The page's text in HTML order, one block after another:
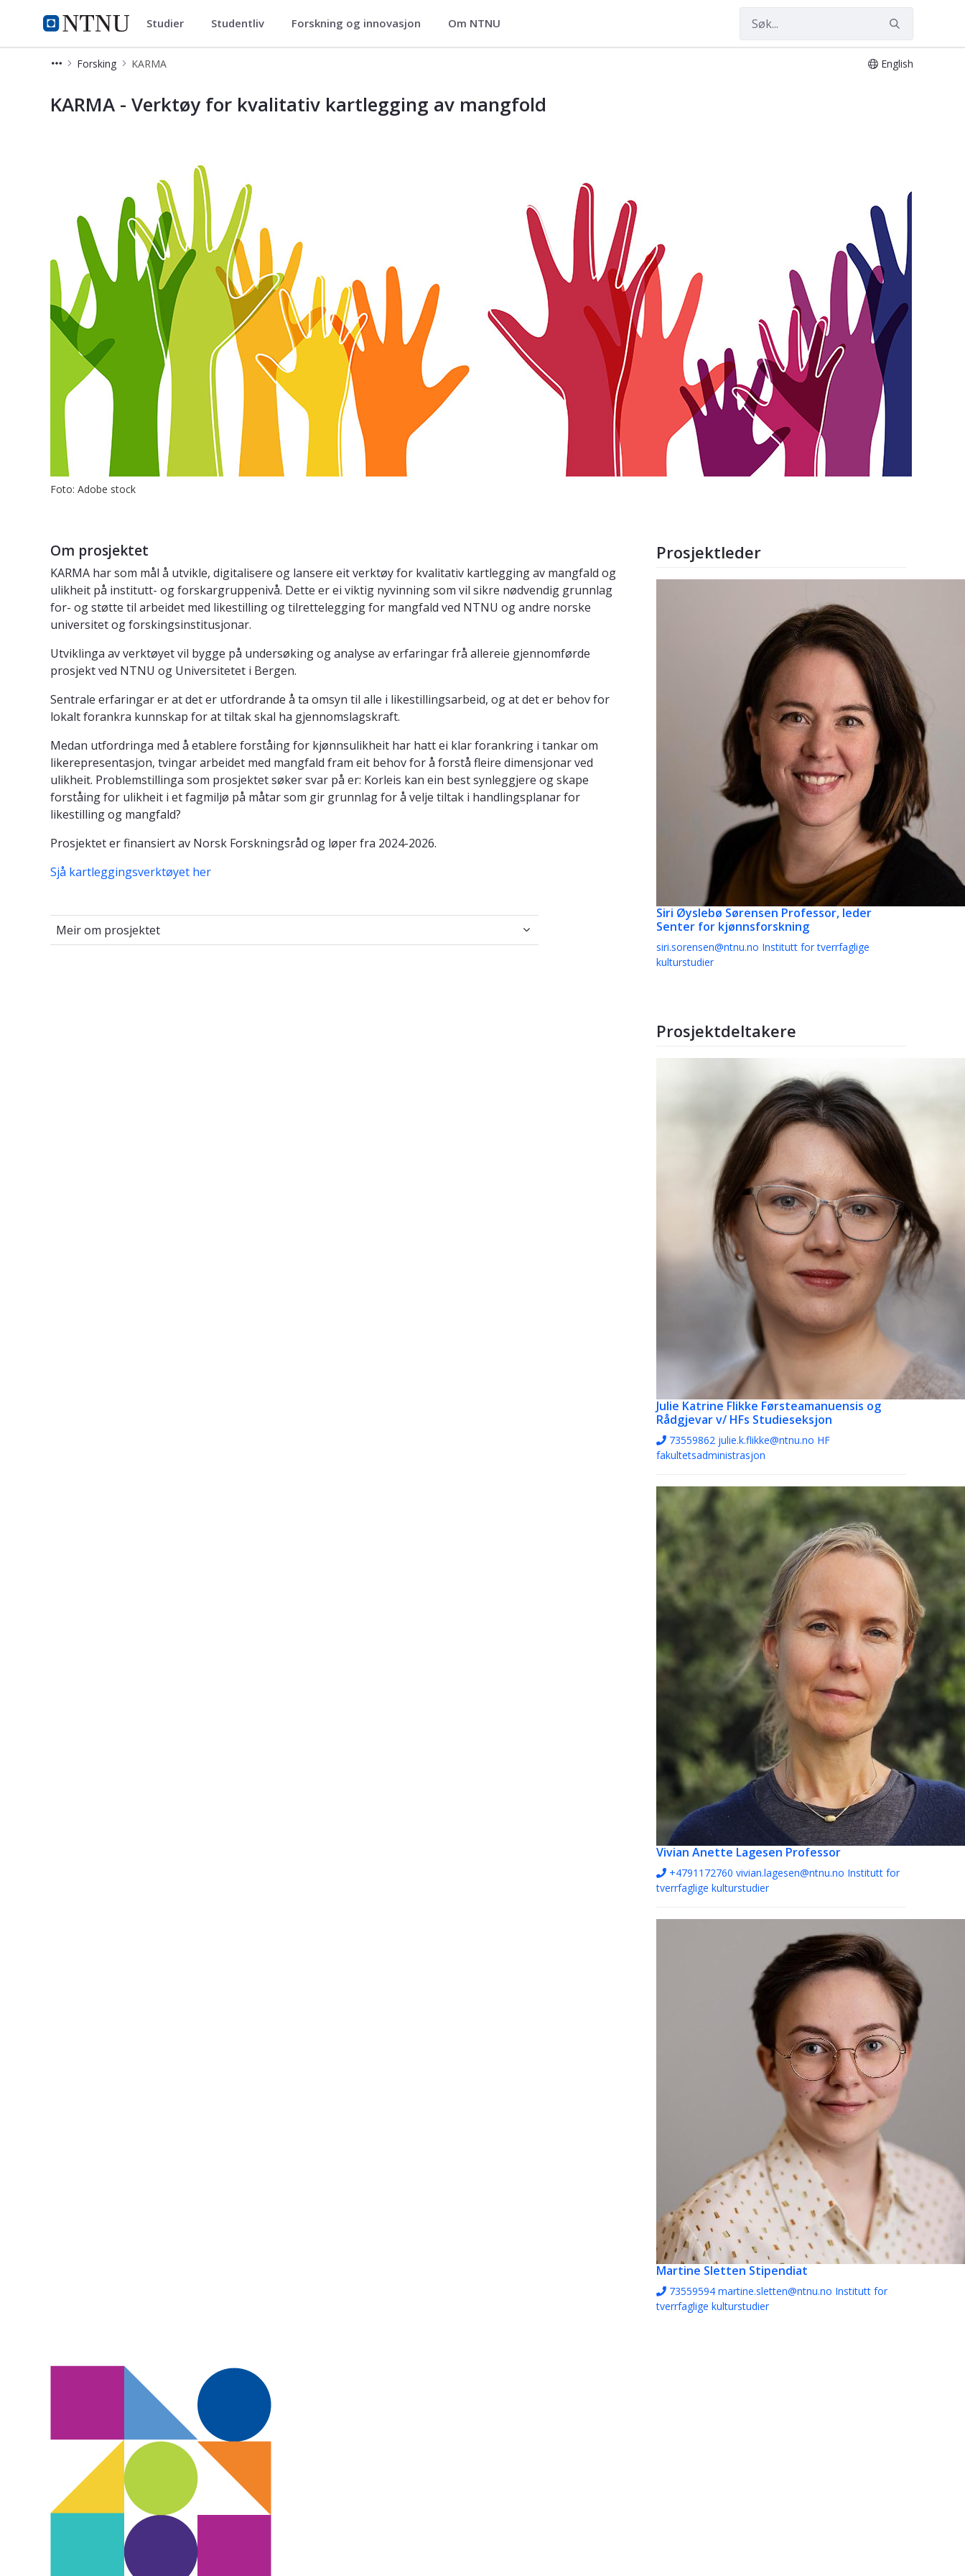
NTNU Hjemmeside
Institutt for tverrfaglige kulturstudier
Studier Studentliv Forskning og innovasjon Om NTNU
Forsking KARMA English
KARMA - Verktøy for kvalitativ kartlegging av mangfold
Foto: Adobe stock
Om prosjektet
KARMA har som mål å utvikle, digitalisere og lansere eit verktøy for kvalitativ kartlegging av mangfald og
ulikheit på institutt- og forskargruppenivå. Dette er ei viktig nyvinning som vil sikre nødvendig grunnlag
for- og støtte til arbeidet med likestilling og tilrettelegging for mangfald ved NTNU og andre norske
universitet og forskingsinstitusjonar.
Utviklinga av verktøyet vil bygge på undersøking og analyse av erfaringar frå allereie gjennomførde
prosjekt ved NTNU og Universitetet i Bergen.
Sentrale erfaringar er at det er utfordrande å ta omsyn til alle i likestillingsarbeid, og at det er behov for
lokalt forankra kunnskap for at tiltak skal ha gjennomslagskraft.
Medan utfordringa med å etablere forståing for kjønnsulikheit har hatt ei klar forankring i tankar om
likerepresentasjon, tvingar arbeidet med mangfald fram eit behov for å forstå fleire dimensjonar ved
ulikheit. Problemstillinga som prosjektet søker svar på er: Korleis kan ein best synleggjere og skape
forståing for ulikheit i et fagmiljø på måtar som gir grunnlag for å velje tiltak i handlingsplanar for
likestilling og mangfald?
Prosjektet er finansiert av Norsk Forskningsråd og løper fra 2024-2026.
Sjå kartleggingsverktøyet her
Meir om prosjektet
Meir om prosjektet
Prosjektleder
Siri Øyslebø Sørensen Professor, leder
Senter for kjønnsforskning
siri.sorensen@ntnu.no Institutt for tverrfaglige
kulturstudier
Prosjektdeltakere
Julie Katrine Flikke Førsteamanuensis og
Rådgjevar v/ HFs Studieseksjon
73559862 julie.k.flikke@ntnu.no HF
fakultetsadministrasjon
Vivian Anette Lagesen Professor
+4791172760 vivian.lagesen@ntnu.no Institutt for
tverrfaglige kulturstudier
Martine Sletten Stipendiat
73559594 martine.sletten@ntnu.no Institutt for
tverrfaglige kulturstudier